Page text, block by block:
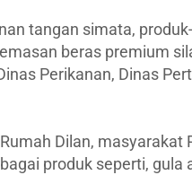
tangan simata,
beras premium
Perikanan, Dinas
Dilan,
produk seperti, gula